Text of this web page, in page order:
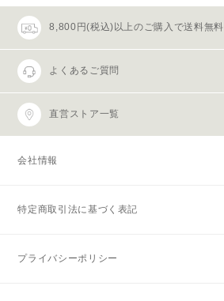
8,800円(税込)以上のご購入で送料無料
よくあるご質問
直営ストア一覧
会社情報
特定商取引法に基づく表記
プライバシーポリシー